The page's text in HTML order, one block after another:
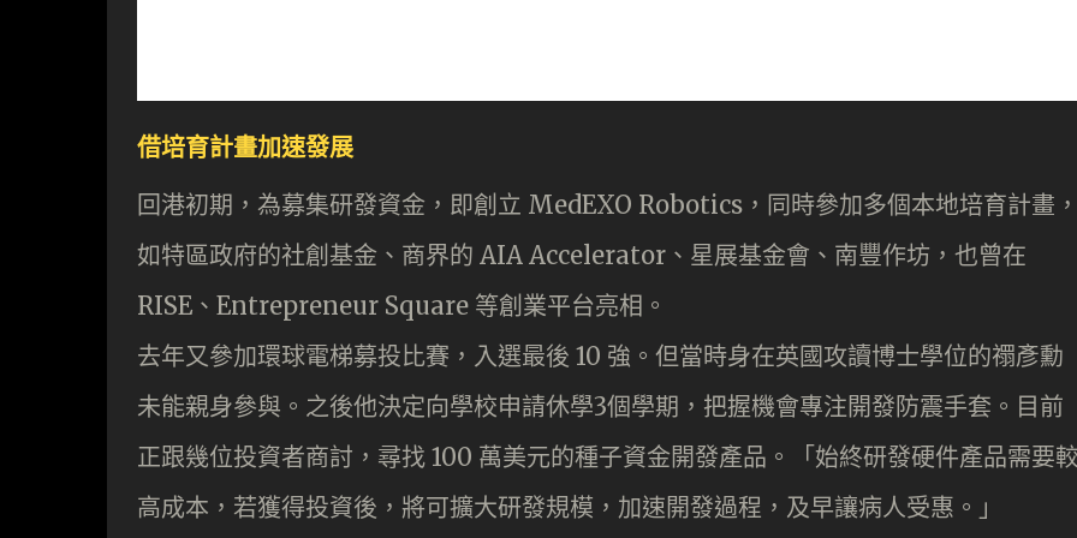
借培育計畫加速發展
回港初期，為募集研發資金，即創立 MedEXO Robotics，同時參加多個本地培育計畫
如特區政府的社創基金、商界的 AIA Accelerator、星展基金會、南豐作坊，也曾在
RISE、Entrepreneur Square 等創業平台亮相。
去年又參加環球電梯募投比賽，入選最後 10 強。但當時身在英國攻讀博士學位的禤彥勳
未能親身參與。之後他決定向學校申請休學3個學期，把握機會專注開發防震手套。目前
正跟幾位投資者商討，尋找 100 萬美元的種子資金開發產品。「始終研發硬件產品需要
高成本，若獲得投資後，將可擴大研發規模，加速開發過程，及早讓病人受惠。」